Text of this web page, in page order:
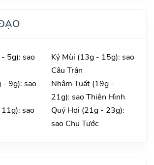
5g): sao
- 9g): sao
sao
Kỷ Mùi (13g - 15g): sao
Câu Trận
Nhâm Tuất (19g -
21g): sao Thiên Hình
Quý Hợi (21g - 23g):
sao Chu Tước